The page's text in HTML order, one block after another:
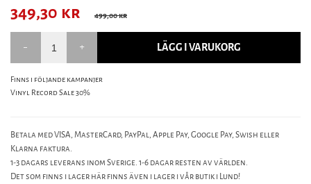
349,30 kr 499,00 kr
LÄGG I VARUKORG
Finns i följande kampanjer
Vinyl Record Sale 30%
Betala med VISA, MasterCard, PayPal, Apple Pay, Google Pay, Swish eller
Klarna faktura.
1-3 dagars leverans inom Sverige. 1-6 dagar resten av världen.
Det som finns i lager här finns även i lager i vår butik i Lund!